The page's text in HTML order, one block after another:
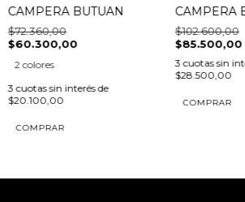
CAMPERA BUTUAN
$72.360,00
$60.300,00
2 colores
3 cuotas sin interés de
$20.100,00
COMPRAR
CAMPERA
$102.600,00
$85.500,00
3 cuotas sin
$28.500,00
COMPRAR